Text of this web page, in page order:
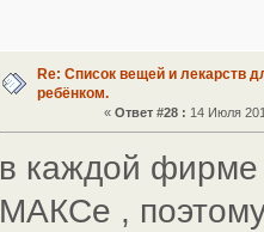
Re: Список вещей и лекарств
ребёнком.
«Ответ #28 : 14 Июля
в каждой фирме
МАКСе ,